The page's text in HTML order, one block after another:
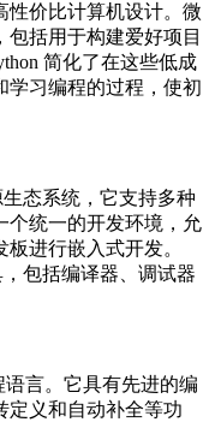
性价比计算机设计。微
括用于构建爱好项目
简化了在这些低成
学习编程的过程，使初
态系统，它支持多种
个统一的开发环境，允
进行嵌入式开发。
包括编译器、调试器
言。它具有先进的编
定义和自动补全等功